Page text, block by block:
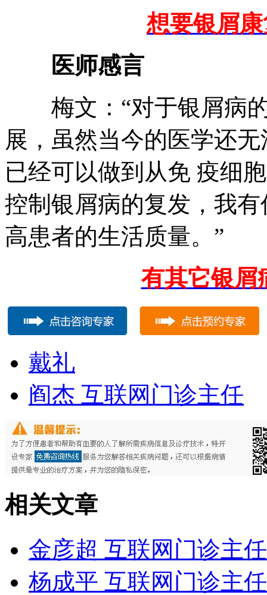
想要银屑
医师感言
梅文：“对于银屑病的
展，虽然当今的医学还
已经可以做到从免 疫细
控制银屑病的复发，我
高患者的生活质量。”
有其它银屑
戴礼
阎杰 互联网门诊主任
相关文章
金彦超 互联网门诊主任
杨成平 互联网门诊主任